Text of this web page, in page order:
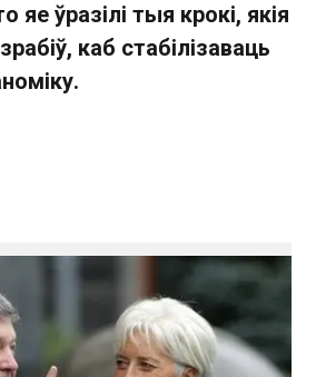
яе ўразілі тыя крокі, якія
каб стабілізаваць